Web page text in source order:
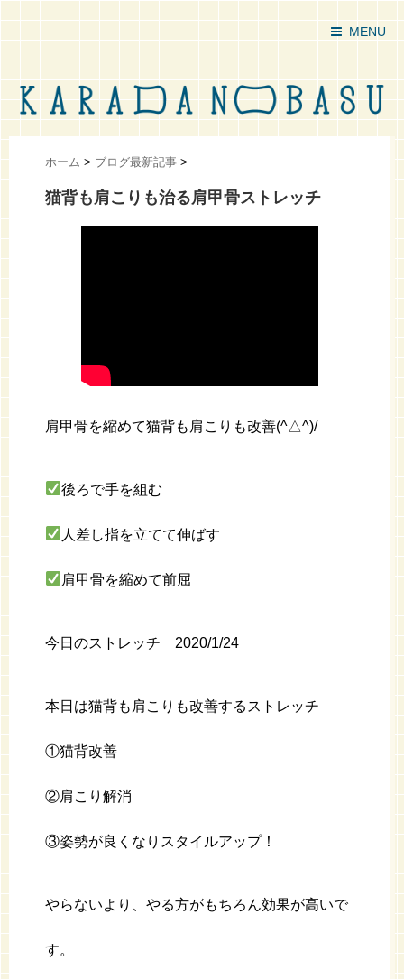
MENU
ホーム > ブログ最新記事 >
猫背も肩こりも治る肩甲骨ストレッチ
肩甲骨を縮めて猫背も肩こりも改善(^△^)/
後ろで手を組む
人差し指を立てて伸ばす
肩甲骨を縮めて前屈
今日のストレッチ 2020/1/24
本日は猫背も肩こりも改善するストレッチ
①猫背改善
②肩こり解消
③姿勢が良くなりスタイルアップ！
やらないより、やる方がもちろん効果が高いで
す。